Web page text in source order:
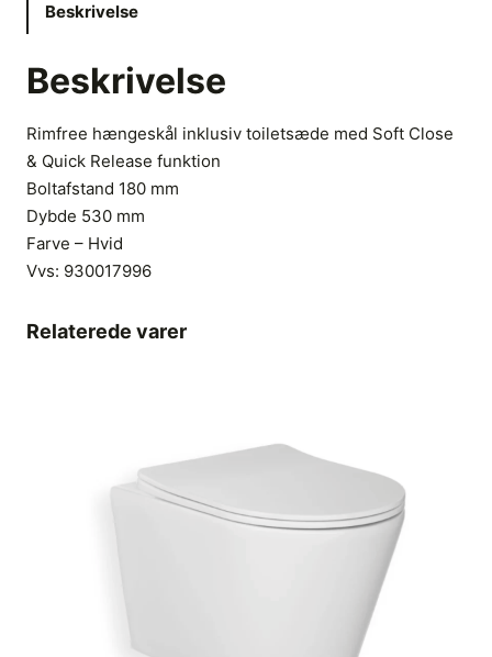
Beskrivelse
Beskrivelse
Rimfree hængeskål inklusiv toiletsæde med Soft Close
& Quick Release funktion
Boltafstand 180 mm
Dybde 530 mm
Farve – Hvid
Vvs: 930017996
Relaterede varer